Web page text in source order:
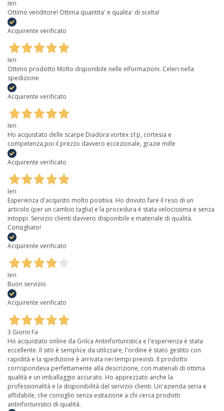
Ieri
Ottimo venditore! Ottima quantita' e qualita' di scelta!
Acquirente verificato
Ieri
Ottimo prodotto Molto disponibile nelle informazioni. Celeri nella
spedizione
Acquirente verificato
Ieri
Ho acquistato delle scarpe Diadora vortex s1p, cortesia e
competenza,poi il prezzo davvero eccezionale, grazie mille
Acquirente verificato
Ieri
Esperienza d'acquisto molto positiva. Ho dovuto fare il reso di un
articolo (per un cambio taglia) e la procedura è stata velocissima e senza
intoppi. Servizio clienti davvero disponibile e materiale di qualità.
Consigliato!
Acquirente verificato
Ieri
Buon servizio
Acquirente verificato
3 Giorni Fa
Ho acquistato online da Grilca Antinfortunistica e l'esperienza è stata
eccellente. Il sito è semplice da utilizzare, l'ordine è stato gestito con
rapidità e la spedizione è arrivata nei tempi previsti. Il prodotto
corrispondeva perfettamente alla descrizione, con materiali di ottima
qualità e un imballaggio accurato. Ho apprezzato anche la
professionalità e la disponibilità del servizio clienti. Un'azienda seria e
affidabile, che consiglio senza esitazione a chi cerca prodotti
antinfortunistici di qualità.